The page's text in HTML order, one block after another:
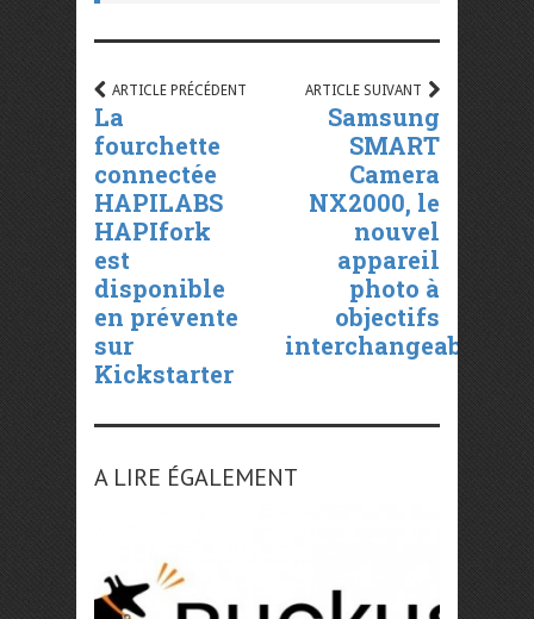
ARTICLE PRÉCÉDENT
La
fourchette
connectée
HAPILABS
HAPIfork
est
disponible
en prévente
sur
Kickstarter
ARTICLE SUIVANT
Samsung
SMART
Camera
NX2000, le
nouvel
appareil
photo à
objectifs
interchangeables
A LIRE ÉGALEMENT